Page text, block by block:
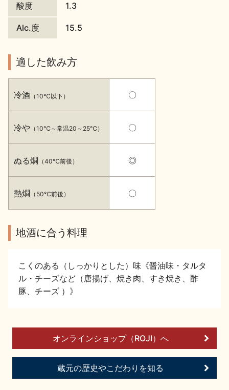
地酒・イベント情報
季節の商品 イベント情報
地酒蔵元会WEB展示会 地酒蔵元会利酒会
地酒蔵元会とは
お問い合わせ
酸度 1.3
Alc.度 15.5
適した飲み方
冷酒 （10℃以下）
冷や （10℃～常温20～25℃）
ぬる燗 （40℃前後）
熱燗 （50℃前後）
〇
〇
◎
〇
地酒に合う料理
こくのある（しっかりとした）味《醤油味・タルタ
ル・チーズなど（唐揚げ、焼き肉、すき焼き、酢
豚、チーズ ）》
オンラインショップ（ROJI）へ
蔵元の歴史やこだわりを知る